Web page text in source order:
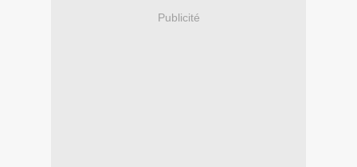
Publicité